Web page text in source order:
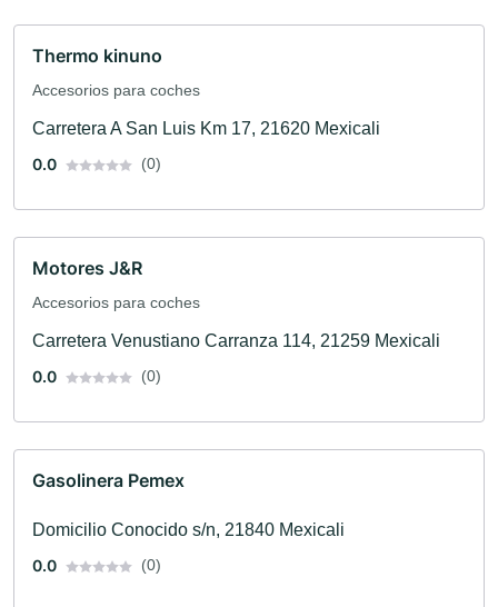
Thermo kinuno
Accesorios para coches
Carretera A San Luis Km 17, 21620 Mexicali
0.0
(0)
Motores J&R
Accesorios para coches
Carretera Venustiano Carranza 114, 21259 Mexicali
0.0
(0)
Gasolinera Pemex
Domicilio Conocido s/n, 21840 Mexicali
0.0
(0)